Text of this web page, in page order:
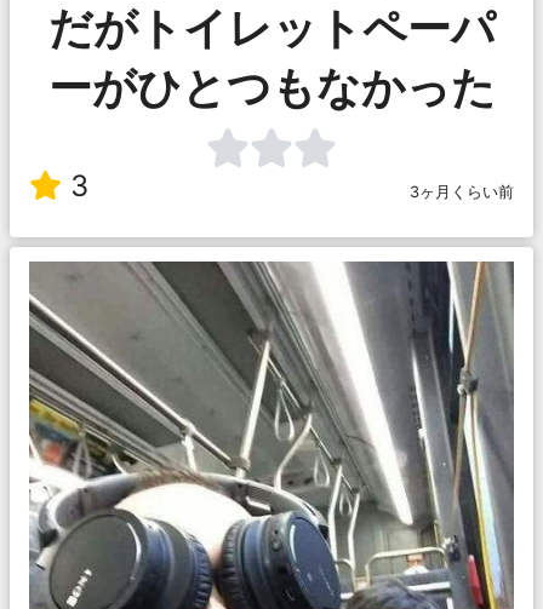
だがトイレットペーパ
ーがひとつもなかった
3 3ヶ月くらい前